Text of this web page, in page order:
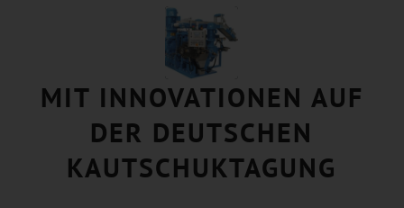
MIT INNOVATIONEN AUF
DER DEUTSCHEN
KAUTSCHUKTAGUNG